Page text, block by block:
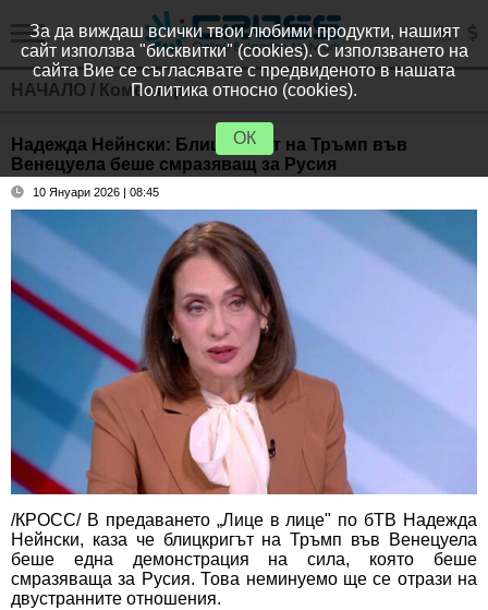
НАЧАЛО / Коментари
Надежда Нейнски: Блицкригът на Тръмп във
Венецуела беше смразяващ за Русия
10 Януари 2026 | 08:45
/КРОСС/ В предаването „Лице в лице" по бТВ Надежда
Нейнски, каза че блицкригът на Тръмп във Венецуела
беше една демонстрация на сила, която беше
смразяваща за Русия. Това неминуемо ще се отрази на
двустранните отношения.
За да виждаш всички твои любими продукти, нашият
сайт използва "бисквитки" (cookies). С използването на
сайта Вие се съгласявате с предвиденото в нашата
Политика относно (cookies).
ОК